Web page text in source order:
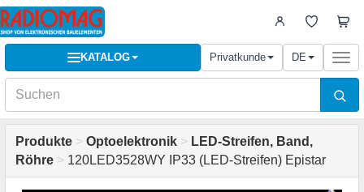
KATALOG Privatkunde DE
Produkte > Optoelektronik > LED-Streifen, Band,
Röhre > 120LED3528WY IP33 (LED-Streifen) Epistar